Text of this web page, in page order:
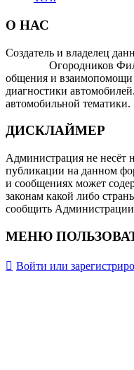
О НАС
Создатель и владелец
Огородников
общения и
диагностики
автомобильной тематики.
ДИСКЛАЙМЕР
Администрация не несёт
публикации на данном
и сообщениях может
законам какой либо
сообщить
МЕНЮ
Войти или